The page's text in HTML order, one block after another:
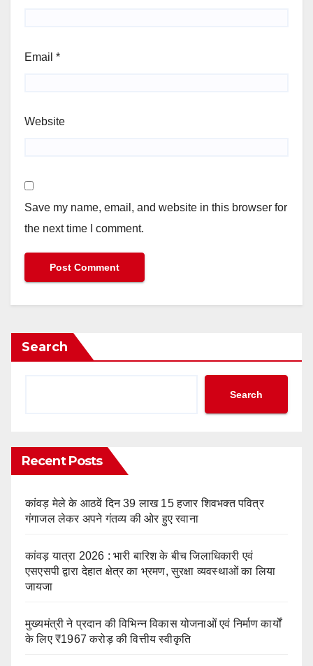
Email *
Website
Save my name, email, and website in this browser for
the next time I comment.
Search
Search
Recent Posts
कांवड़ मेले के आठवें दिन 39 लाख 15 हजार शिवभक्त पवित्र
गंगाजल लेकर अपने गंतव्य की ओर हुए रवाना
कांवड़ यात्रा 2026 : भारी बारिश के बीच जिलाधिकारी एवं
एसएसपी द्वारा देहात क्षेत्र का भ्रमण, सुरक्षा व्यवस्थाओं का लिया
जायजा
मुख्यमंत्री ने प्रदान की विभिन्न विकास योजनाओं एवं निर्माण कार्यों
के लिए ₹1967 करोड़ की वित्तीय स्वीकृति